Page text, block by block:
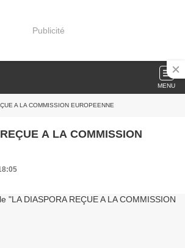
Publicité
MENU
A LA COMMISSION EUROPEENNE
A LA COMMISSION